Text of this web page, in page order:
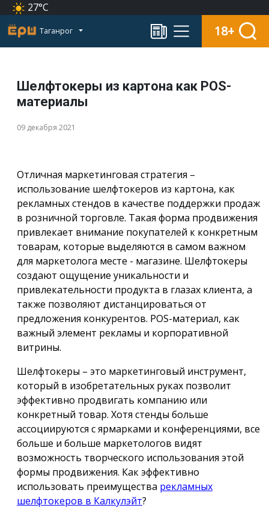
27°C
Таганрог 18+
Шелфтокеры из картона как POS-
материалы
09 декабря 2021
Отличная маркетинговая стратегия –
использование шелфтокеров из картона, как
рекламных стендов в качестве поддержки продаж
в розничной торговле. Такая форма продвижения
привлекает внимание покупателей к конкретным
товарам, которые выделяются в самом важном
для маркетолога месте - магазине. Шелфтокеры
создают ощущение уникальности и
привлекательности продукта в глазах клиента, а
также позволяют дистанцироваться от
предложения конкурентов. POS-материал, как
важный элемент рекламы и корпоративной
витрины.
Шелфтокеры – это маркетинговый инструмент,
который в изобретательных руках позволит
эффективно продвигать компанию или
конкретный товар. Хотя стенды больше
ассоциируются с ярмарками и конференциями, все
больше и больше маркетологов видят
возможность творческого использования этой
формы продвижения. Как эффективно
использовать преимущества рекламных
шелфтокеров в Калкулэйт?